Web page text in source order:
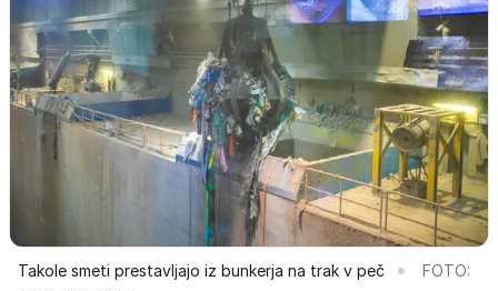
Takole smeti prestavljajo iz bunkerja na trak v peč
FOTO: